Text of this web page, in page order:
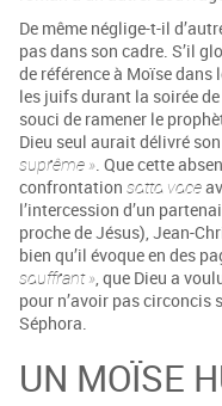
De même néglige-t-il
pas dans son cadre. S’il
de référence à Moïse dans
les juifs durant la soirée
souci de ramener le
Dieu seul aurait délivré
suprême ». Que cette
confrontation sotto voce
l’intercession d’un
proche de Jésus), Jean-
bien qu’il évoque en des
souffrant », que Dieu a
pour n’avoir pas
Séphora.
UN MOÏSE